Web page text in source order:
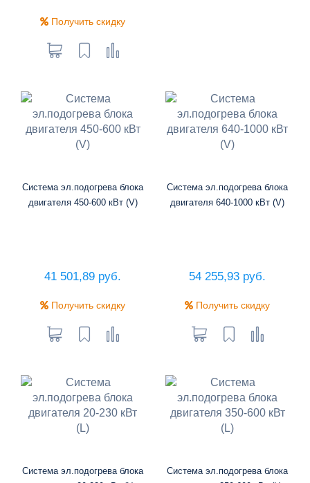
Получить скидку
Система эл.подогрева блока
двигателя 450-600 кВт (V)
41 501,89 руб.
Получить скидку
Система эл.подогрева блока
двигателя 640-1000 кВт (V)
54 255,93 руб.
Получить скидку
Система эл.подогрева блока
Система эл.подогрева блока